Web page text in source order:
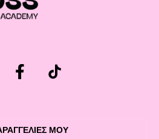
ΜΟΥ